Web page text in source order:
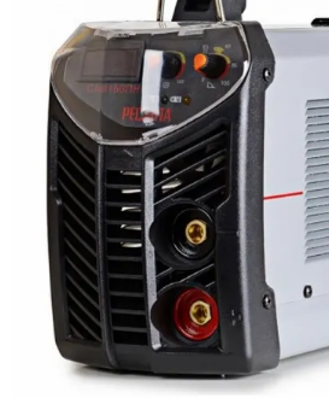
Аргонодуговая сварка (TIG)
Трансформаторы
Сварочные маски